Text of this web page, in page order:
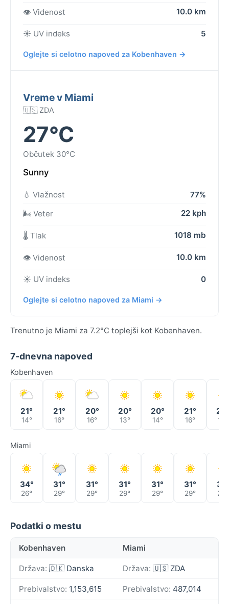
👁️ Videnost 10.0 km
☀️ UV indeks 5
Oglejte si celotno napoved za Kobenhaven →
Vreme v Miami
🇺🇸 ZDA
27°C
Občutek 30°C
Sunny
💧 Vlažnost
77%
🌬️ Veter
22 kph
🌡️ Tlak 1018 mb
👁️ Videnost 10.0 km
☀️ UV indeks 0
Oglejte si celotno napoved za Miami →
Trenutno je Miami za 7.2°C toplejši kot Kobenhaven.
7-dnevna napoved
Kobenhaven
21°
14°
21°
16°
20°
16°
20°
13°
20°
14°
21°
16° 17°
Miami
34°
26°
31°
29°
31°
29°
31°
29°
31°
29°
31°
29°
31°
29°
Podatki o mestu
Kobenhaven Miami
Država: 🇩🇰 Danska Država: 🇺🇸 ZDA
Prebivalstvo: 1,153,615 Prebivalstvo: 487,014